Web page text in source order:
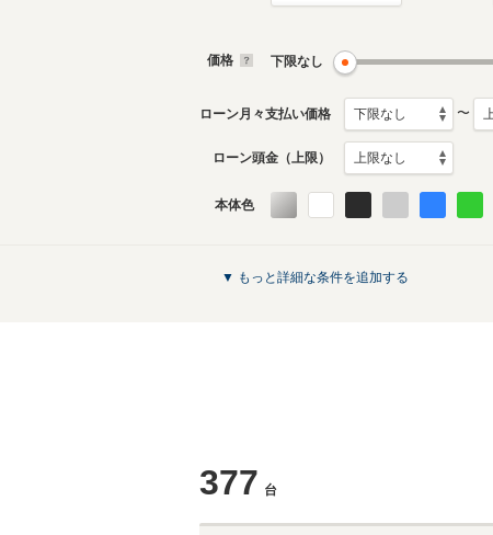
価格 下限なし
ローン月々支払い価格 〜
ローン頭金（上限）
本体色
▼ もっと詳細な条件を追加する
377 台